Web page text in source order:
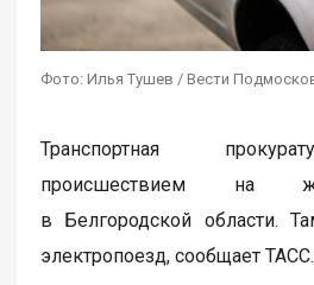
Фото: Илья Тушев / Вести
Транспортная
происшествием на
в Белгородской области.
электропоезд, сообщает ТАСС.